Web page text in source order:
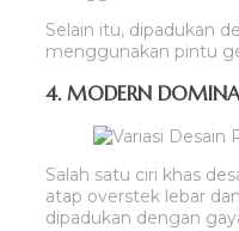
Selain itu, dipadukan
menggunakan pintu
4. MODERN
Salah satu ciri khas
atap overstek lebar
dipadukan dengan